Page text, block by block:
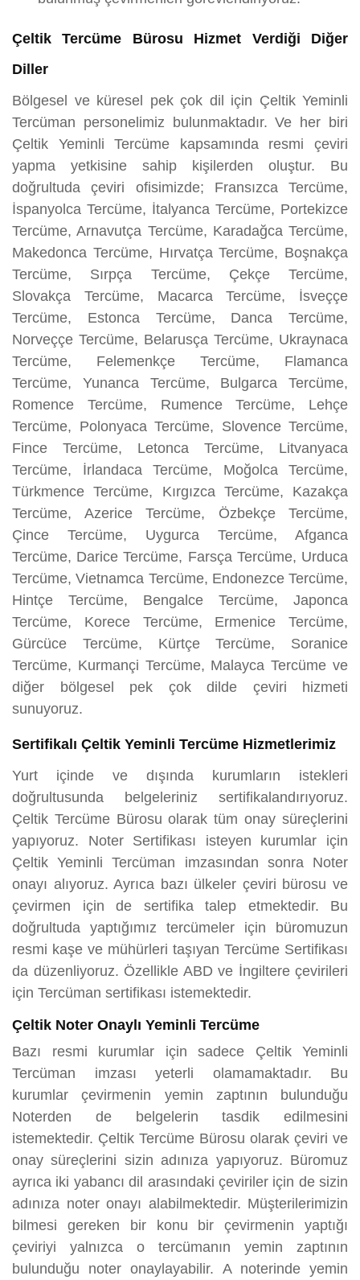
Çeltik Tercüme Bürosu Hizmet Verdiği Diğer
Diller
Bölgesel ve küresel pek çok dil için Çeltik Yeminli
Tercüman personelimiz bulunmaktadır. Ve her biri
Çeltik Yeminli Tercüme kapsamında resmi çeviri
yapma yetkisine sahip kişilerden oluştur. Bu
doğrultuda çeviri ofisimizde; Fransızca Tercüme,
İspanyolca Tercüme, İtalyanca Tercüme, Portekizce
Tercüme, Arnavutça Tercüme, Karadağca Tercüme,
Makedonca Tercüme, Hırvatça Tercüme, Boşnakça
Tercüme, Sırpça Tercüme, Çekçe Tercüme,
Slovakça Tercüme, Macarca Tercüme, İsveççe
Tercüme, Estonca Tercüme, Danca Tercüme,
Norveççe Tercüme, Belarusça Tercüme, Ukraynaca
Tercüme, Felemenkçe Tercüme, Flamanca
Tercüme, Yunanca Tercüme, Bulgarca Tercüme,
Romence Tercüme, Rumence Tercüme, Lehçe
Tercüme, Polonyaca Tercüme, Slovence Tercüme,
Fince Tercüme, Letonca Tercüme, Litvanyaca
Tercüme, İrlandaca Tercüme, Moğolca Tercüme,
Türkmence Tercüme, Kırgızca Tercüme, Kazakça
Tercüme, Azerice Tercüme, Özbekçe Tercüme,
Çince Tercüme, Uygurca Tercüme, Afganca
Tercüme, Darice Tercüme, Farsça Tercüme, Urduca
Tercüme, Vietnamca Tercüme, Endonezce Tercüme,
Hintçe Tercüme, Bengalce Tercüme, Japonca
Tercüme, Korece Tercüme, Ermenice Tercüme,
Gürcüce Tercüme, Kürtçe Tercüme, Soranice
Tercüme, Kurmançi Tercüme, Malayca Tercüme ve
diğer bölgesel pek çok dilde çeviri hizmeti
sunuyoruz.
Sertifikalı Çeltik Yeminli Tercüme Hizmetlerimiz
Yurt içinde ve dışında kurumların istekleri
doğrultusunda belgeleriniz sertifikalandırıyoruz.
Çeltik Tercüme Bürosu olarak tüm onay süreçlerini
yapıyoruz. Noter Sertifikası isteyen kurumlar için
Çeltik Yeminli Tercüman imzasından sonra Noter
onayı alıyoruz. Ayrıca bazı ülkeler çeviri bürosu ve
çevirmen için de sertifika talep etmektedir. Bu
doğrultuda yaptığımız tercümeler için büromuzun
resmi kaşe ve mühürleri taşıyan Tercüme Sertifikası
da düzenliyoruz. Özellikle ABD ve İngiltere çevirileri
için Tercüman sertifikası istemektedir.
Çeltik Noter Onaylı Yeminli Tercüme
Bazı resmi kurumlar için sadece Çeltik Yeminli
Tercüman imzası yeterli olamamaktadır. Bu
kurumlar çevirmenin yemin zaptının bulunduğu
Noterden de belgelerin tasdik edilmesini
istemektedir. Çeltik Tercüme Bürosu olarak çeviri ve
onay süreçlerini sizin adınıza yapıyoruz. Büromuz
ayrıca iki yabancı dil arasındaki çeviriler için de sizin
adınıza noter onayı alabilmektedir. Müşterilerimizin
bilmesi gereken bir konu bir çevirmenin yaptığı
çeviriyi yalnızca o tercümanın yemin zaptının
bulunduğu noter onaylayabilir. A noterinde yemin